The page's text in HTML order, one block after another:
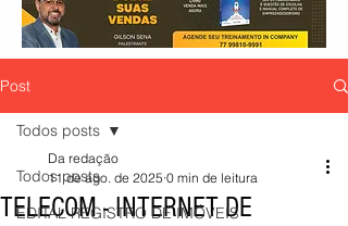
Post
Todos posts
EDITAL REGISTRO DE IMÓVEIS
Todos posts
TELECOM - INTERNET DE
Da redação
11 de ago. de 2025 0 min de leitura